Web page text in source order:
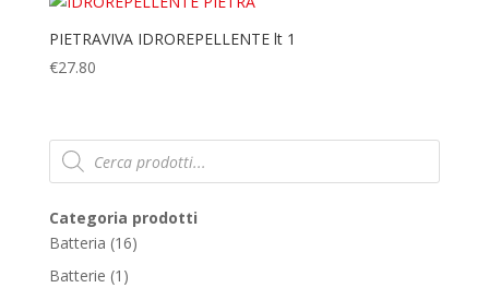
PIETRAVIVA IDROREPELLENTE lt 1
€27.80
Products
search
Categoria prodotti
Batteria 1616
Batterie 1 1